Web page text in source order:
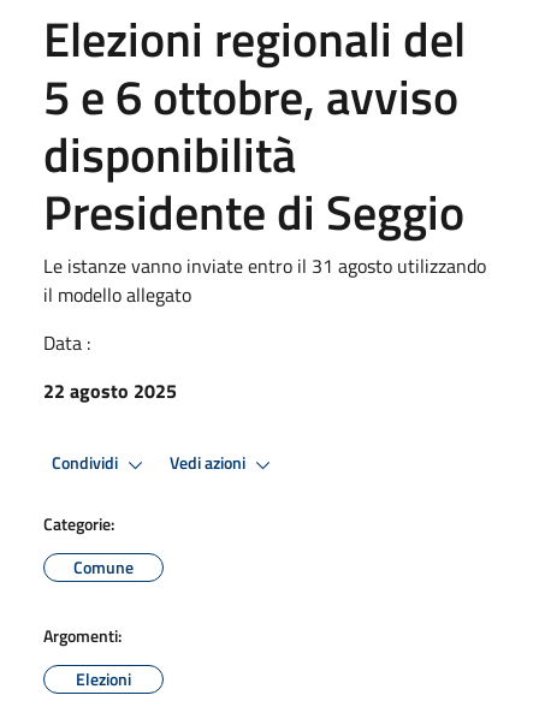
Elezioni regionali del
5 e 6 ottobre, avviso
disponibilità
Presidente di Seggio
Le istanze vanno inviate entro il 31 agosto utilizzando
il modello allegato
Data :
22 agosto 2025
Condividi Vedi azioni
Categorie:
Comune
Argomenti:
Elezioni